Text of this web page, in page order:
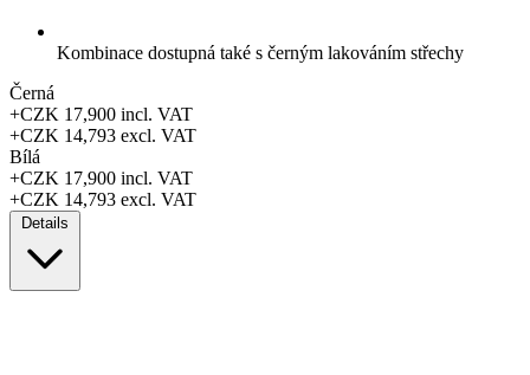
Kombinace dostupná také s černým lakováním střechy
Černá
+CZK 17,900 incl. VAT
+CZK 14,793 excl. VAT
Bílá
+CZK 17,900 incl. VAT
+CZK 14,793 excl. VAT
Details